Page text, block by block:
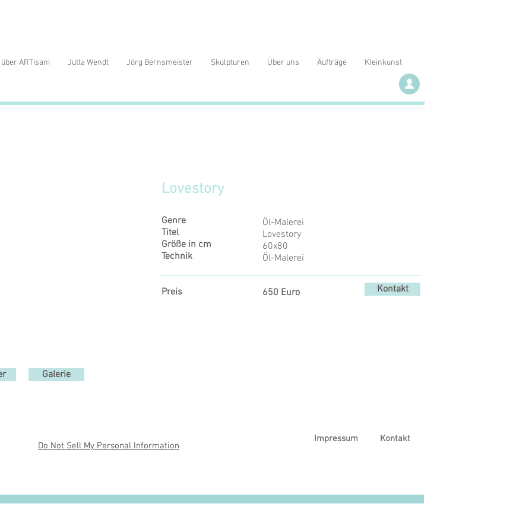
über ARTisani Jutta Wendt Jörg Bernsmeister Skulpturen Über uns Äufträge Kleinkunst
Galerie
Lovestory
Genre
Titel
Größe in cm
Technik
Preis
Öl-Malerei
Lovestory
60x80
Öl-Malerei
650 Euro Kontakt
Do Not Sell My Personal Information
Impressum Kontakt